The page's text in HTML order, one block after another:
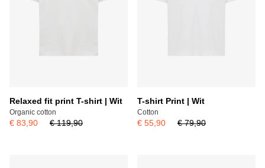
Relaxed fit print T-shirt | Wit
Organic cotton
€ 83,90 € 119,90
T-shirt Print | Wit
Cotton
€ 55,90 € 79,90